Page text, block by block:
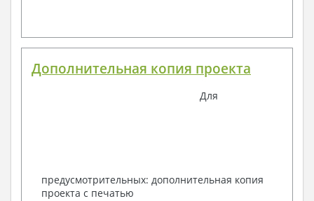
Дополнительная копия проекта
Для
предусмотрительных: дополнительная копия
проекта с печатью